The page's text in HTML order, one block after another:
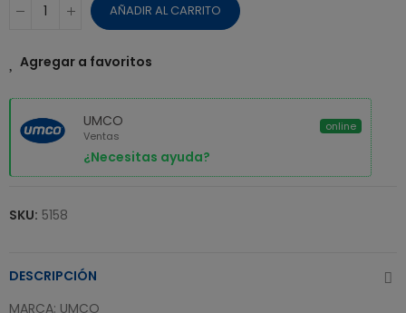
AÑADIR AL CARRITO
Agregar a favoritos
UMCO
Ventas
¿Necesitas ayuda?
online
SKU: 5158
DESCRIPCIÓN
MARCA: UMCO